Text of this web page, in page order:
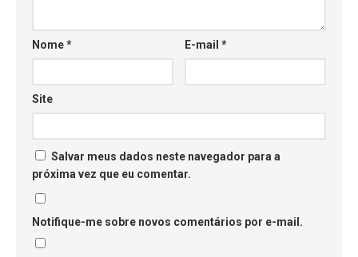
Nome* E-mail*
Site
Salvar meus dados neste navegador para a
próxima vez que eu comentar.
Notifique-me sobre novos comentários por e-mail.